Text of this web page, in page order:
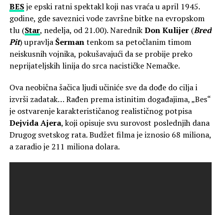
BESje epski ratni spektakl koji nas vraća u april 1945.
godine, gde saveznici vode završne bitke na evropskom
tlu (Star, nedelja, od 21.00). NarednikDon Kulijer(Bred
Pit) upravljaŠermantenkom sa petočlanim timom
neiskusnih vojnika, pokušavajući da se probije preko
neprijateljskih linija do srca nacističke Nemačke.
Ova neobična šačica ljudi učiniće sve da dođe do cilja i
izvrši zadatak… Rađen prema istinitim događajima, „Bes“
je ostvarenje karakterističanog realističnog potpisa
Dejvida Ajera, koji opisuje svu surovost poslednjih dana
Drugog svetskog rata. Budžet filma je iznosio 68 miliona,
a zaradio je 211 miliona dolara.